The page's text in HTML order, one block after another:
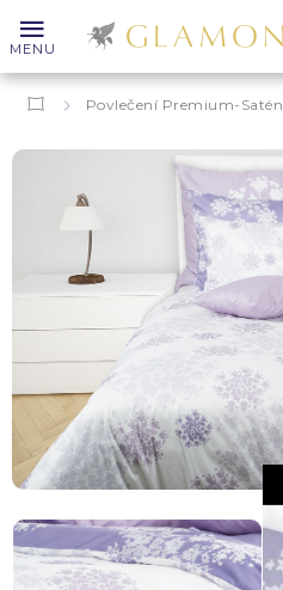
MENU
Povlečení Premium-Satén
Cristiana